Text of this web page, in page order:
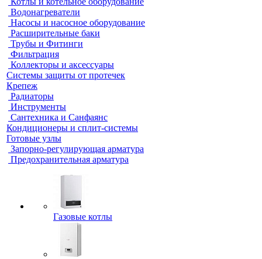
Водонагреватели
Насосы и насосное оборудование
Расширительные баки
Трубы и Фитинги
Фильтрация
Коллекторы и аксессуары
Системы защиты от протечек
Крепеж
Радиаторы
Инструменты
Сантехника и Санфаянс
Кондиционеры и сплит-системы
Готовые узлы
Запорно-регулирующая арматура
Предохранительная арматура
Газовые котлы